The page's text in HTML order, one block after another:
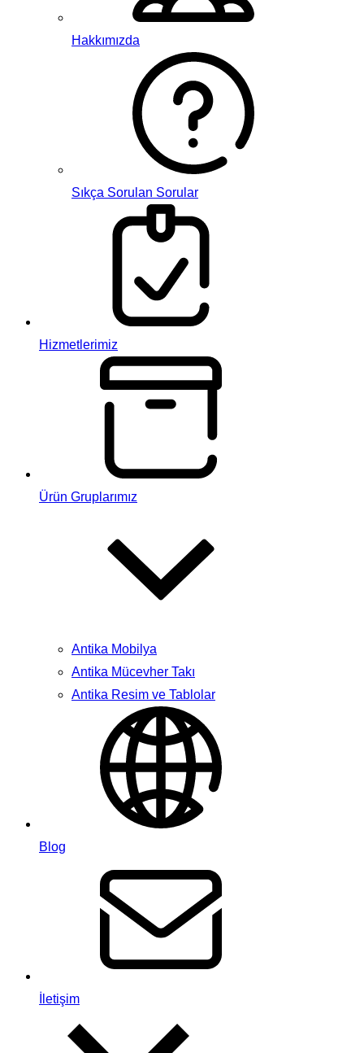
Hakkımızda
Sıkça Sorulan Sorular
Hizmetlerimiz
Ürün Gruplarımız
Antika Mobilya
Antika Mücevher Takı
Antika Resim ve Tablolar
Blog
İletişim